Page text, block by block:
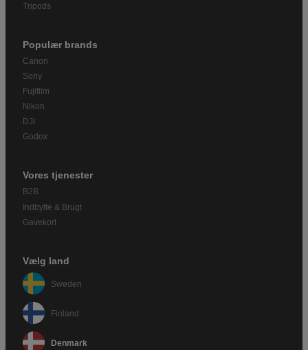
Tripods
Populær brands
Canon
Sony
Fujifilm
Nikon
DJI
Godox
Vores tjenester
B2B
Indbytte & Brugt
Gavekort
Vælg land
Sweden
Finland
Denmark